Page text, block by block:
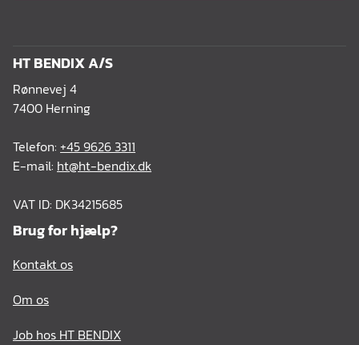
HT BENDIX A/S
Rønnevej 4
7400 Herning
Telefon: +45 9626 3311
E-mail: ht@ht-bendix.dk
VAT ID: DK34215685
Brug for hjælp?
Kontakt os
Om os
Job hos HT BENDIX